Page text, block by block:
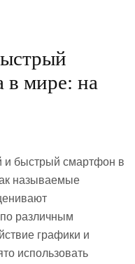
в мире: на
и быстрый смартфон в
называемые
по различным
графики и
использовать